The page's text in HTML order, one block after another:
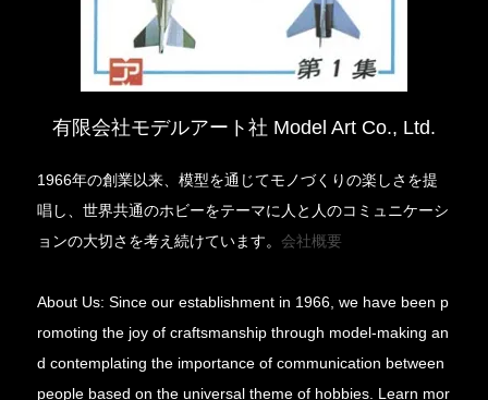
有限会社モデルアート社 Model Art Co., Ltd.
1966年の創業以来、模型を通じてモノづくりの楽しさを提
唱し、世界共通のホビーをテーマに人と人のコミュニケーシ
ョンの大切さを考え続けています。会社概要
About Us: Since our establishment in 1966, we have been p
romoting the joy of craftsmanship through model-making an
d contemplating the importance of communication between
people based on the universal theme of hobbies. Learn mor